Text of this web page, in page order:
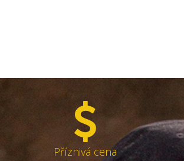
Příznivá cena